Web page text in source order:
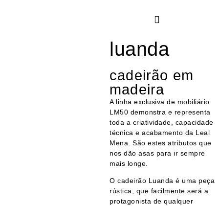
luanda
cadeirão em
madeira
A linha exclusiva de mobiliário
LM50 demonstra e representa
toda a criatividade, capacidade
técnica e acabamento da Leal
Mena. São estes atributos que
nos dão asas para ir sempre
mais longe.
O cadeirão Luanda é uma peça
rústica, que facilmente será a
protagonista de qualquer